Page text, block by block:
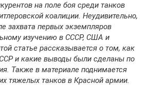
на поле боя среди танков
коалиции. Неудивительно,
захвата первых экземпляров
изучению в СССР, США и
статье рассказывается о том, как
и какие выводы были сделаны по
Также в материале поднимается
тяжелых танков в Красной армии.